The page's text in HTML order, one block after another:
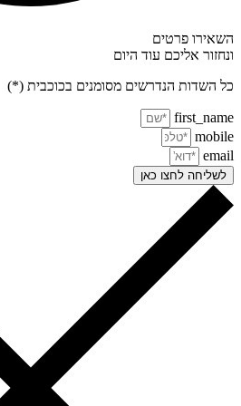
פרטים
אליכם עוד היום
השדות הנדרשים מסומנים בכוכבית (*)
לשליחה לחצו כאן